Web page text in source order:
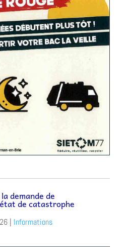
demande de
de catastrophe
| Informations